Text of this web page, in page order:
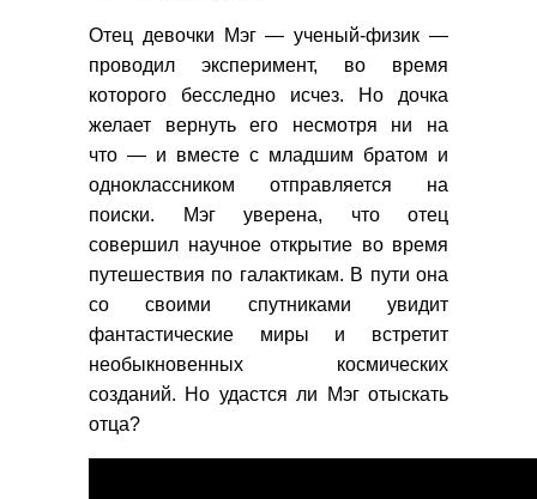
Отец девочки Мэг— ученый-физик—
проводил эксперимент, во время
которого бесследно исчез. Но дочка
желает вернуть его несмотря ни на
что — и вместе с младшим братом и
одноклассником отправляется на
поиски. Мэг уверена, что отец
совершил научное открытие во время
путешествия по галактикам. В пути она
со своими спутниками увидит
фантастические миры и встретит
необыкновенных космических
созданий. Но удастся ли Мэг отыскать
отца?